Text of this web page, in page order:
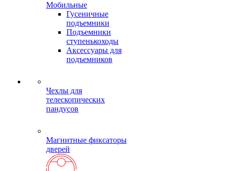
Мобильные
Гусеничные
подъемники
Подъемники
ступенькоходы
Аксессуары для
подъемников
Чехлы для
телескопических
пандусов
Магнитные фиксаторы
дверей